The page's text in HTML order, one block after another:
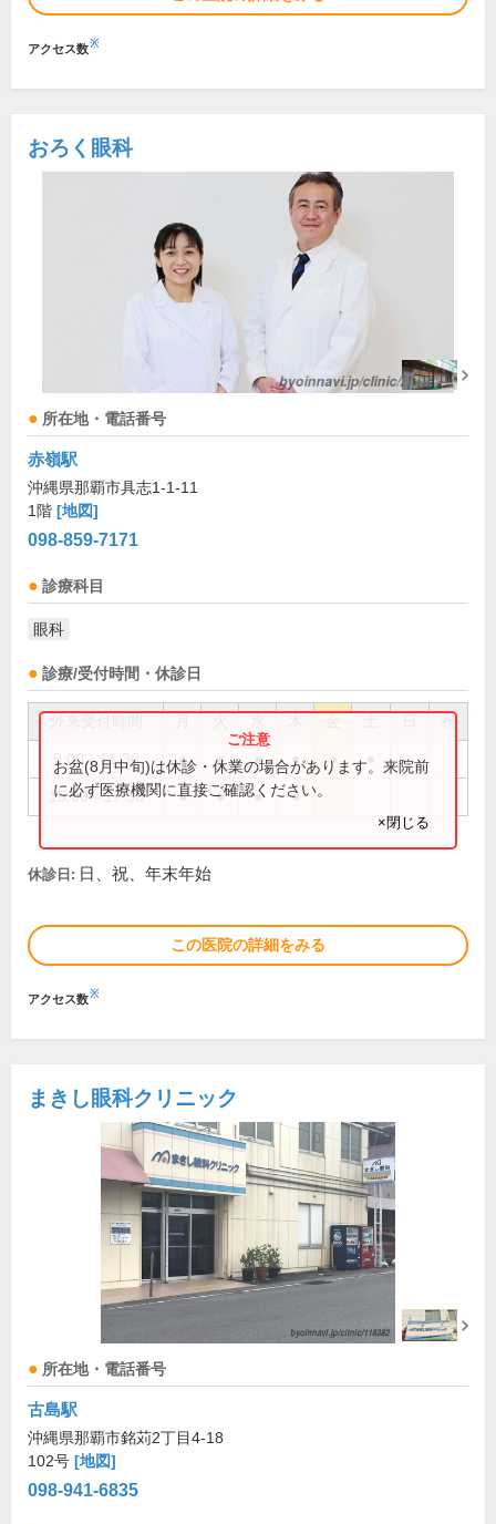
アクセス数※
おろく眼科
所在地・電話番号
赤嶺駅
沖縄県那覇市具志1-1-11
1階 [地図]
098-859-7171
診療科目
眼科
診療/受付時間・休診日
祝
9:00～11:30 ● ● ● ● ●
15:00～17:30 ● ● ● ●
お盆(8月中旬)は休診・休業の場合があります。来院前
に必ず医療機関に直接ご確認ください。
×閉じる
休診日: 日、祝、年末年始
この医院の詳細をみる
アクセス数※
まきし眼科クリニック
所在地・電話番号
古島駅
沖縄県那覇市銘苅2丁目4-18
102号 [地図]
098-941-6835